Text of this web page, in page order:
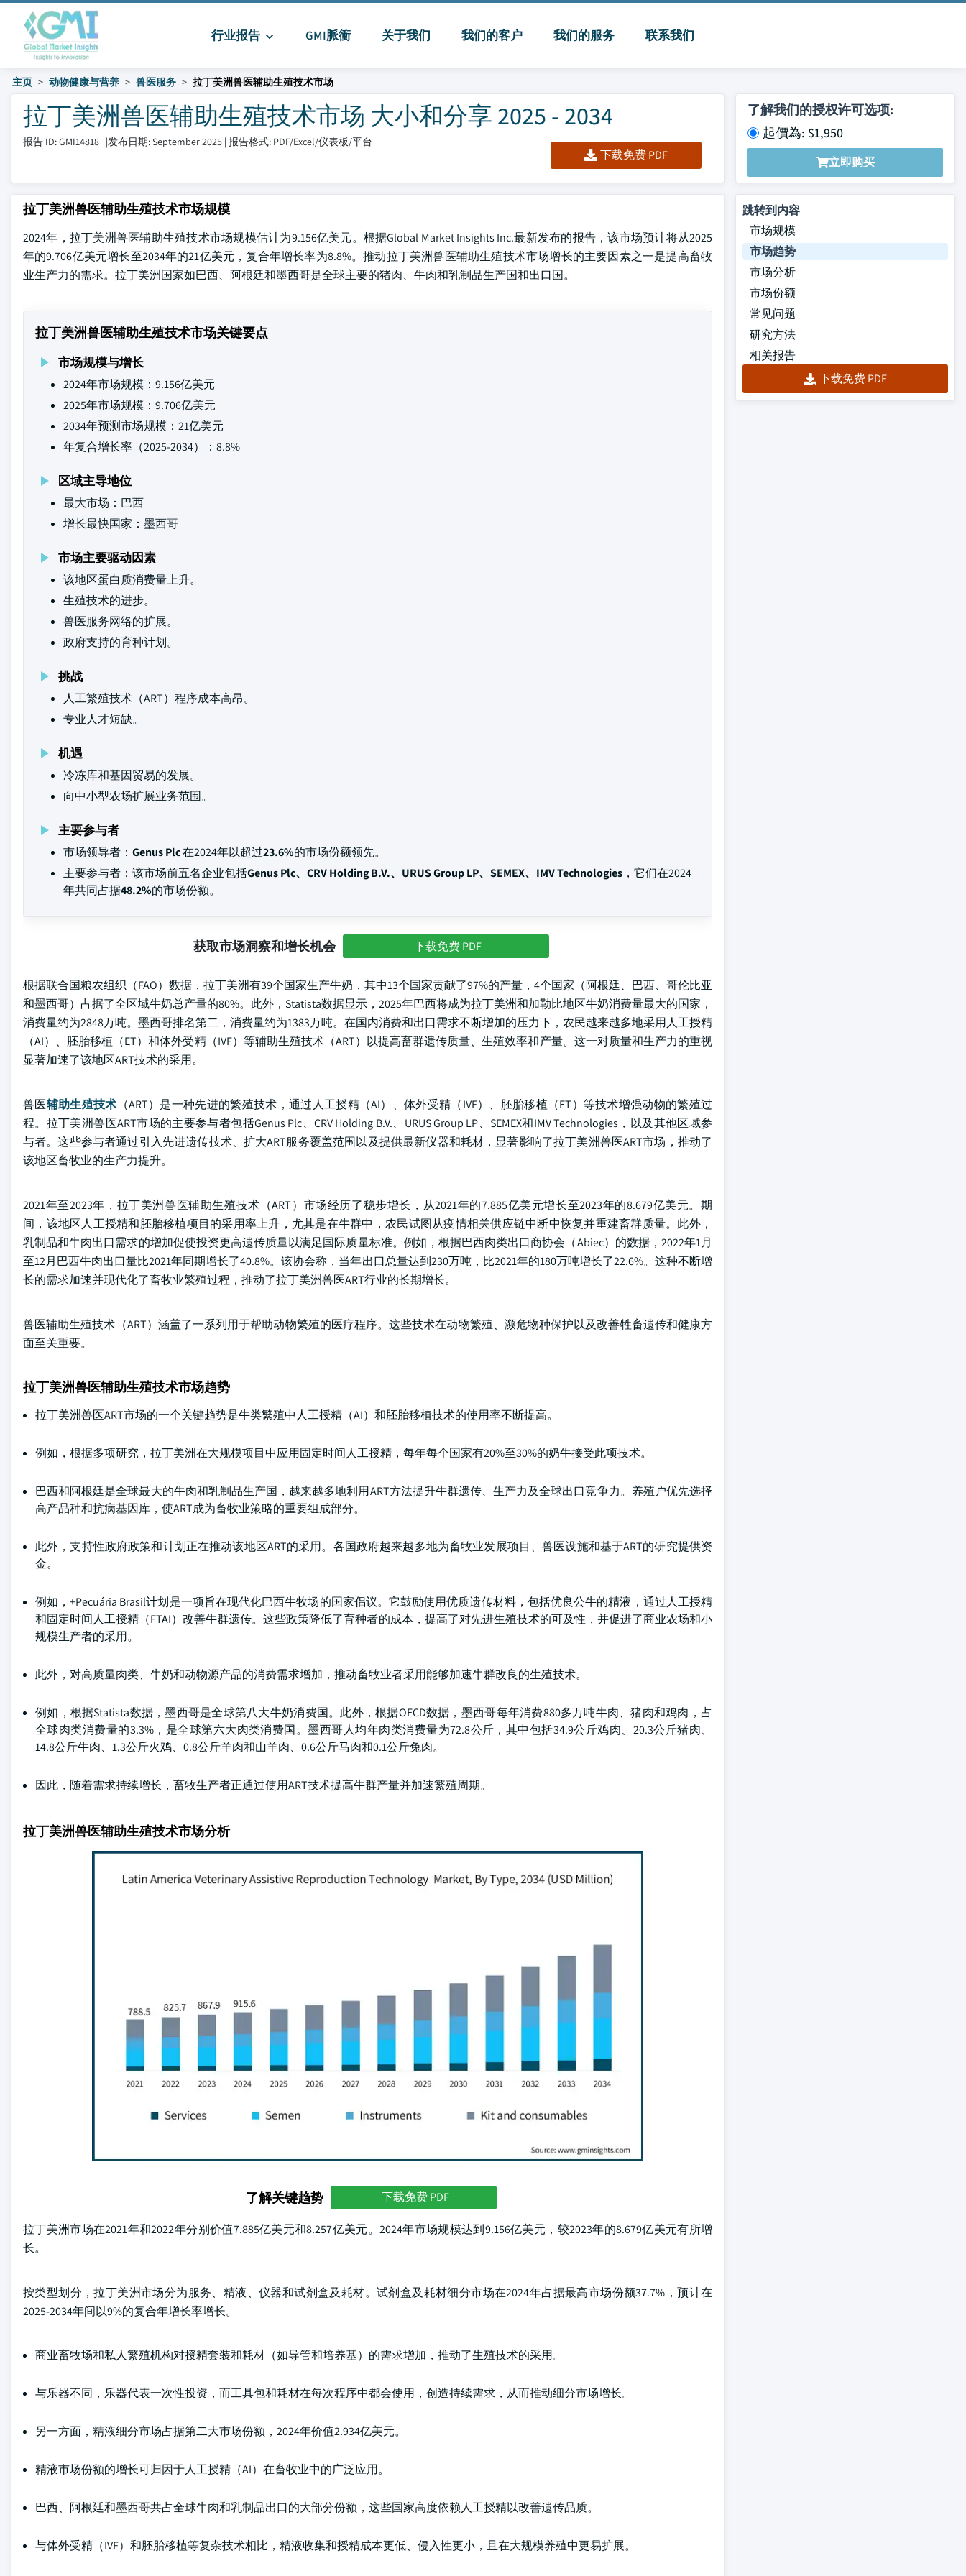
行业报告 GMI脈衝 关于我们 我们的客户 我们的服务 联系我们
主页 动物健康与营养 兽医服务 拉丁美洲兽医辅助生殖技术市场
拉丁美洲兽医辅助生殖技术市场 大小和分享 2025 - 2034
报告 ID: GMI14818 |发布日期: September 2025 | 报告格式: PDF/Excel/仪表板/平台
下载免费 PDF
了解我们的授权许可选项:
起價為: $1,950
立即购买
拉丁美洲兽医辅助生殖技术市场规模
2024年，拉丁美洲兽医辅助生殖技术市场规模估计为9.156亿美元。根据Global Market Insights Inc.最新发布的报告，该市场预计将从2025
年的9.706亿美元增长至2034年的21亿美元，复合年增长率为8.8%。推动拉丁美洲兽医辅助生殖技术市场增长的主要因素之一是提高畜牧
业生产力的需求。拉丁美洲国家如巴西、阿根廷和墨西哥是全球主要的猪肉、牛肉和乳制品生产国和出口国。
拉丁美洲兽医辅助生殖技术市场关键要点
市场规模与增长
2024年市场规模：9.156亿美元
2025年市场规模：9.706亿美元
2034年预测市场规模：21亿美元
年复合增长率（2025-2034）：8.8%
区域主导地位
最大市场：巴西
增长最快国家：墨西哥
市场主要驱动因素
该地区蛋白质消费量上升。
生殖技术的进步。
兽医服务网络的扩展。
政府支持的育种计划。
挑战
人工繁殖技术（ART）程序成本高昂。
专业人才短缺。
机遇
冷冻库和基因贸易的发展。
向中小型农场扩展业务范围。
主要参与者
市场领导者： Genus Plc在2024年以超过23.6%的市场份额领先。
主要参与者：该市场前五名企业包括Genus Plc、CRV Holding B.V.、URUS Group LP、SEMEX、IMV Technologies ，它们在2024
年共同占据48.2%的市场份额。
获取市场洞察和增长机会 下载免费 PDF
根据联合国粮农组织（FAO）数据，拉丁美洲有39个国家生产牛奶，其中13个国家贡献了97%的产量，4个国家（阿根廷、巴西、哥伦比亚
和墨西哥）占据了全区域牛奶总产量的80%。此外，Statista数据显示，2025年巴西将成为拉丁美洲和加勒比地区牛奶消费量最大的国家，
消费量约为2848万吨。墨西哥排名第二，消费量约为1383万吨。在国内消费和出口需求不断增加的压力下，农民越来越多地采用人工授精
（AI）、胚胎移植（ET）和体外受精（IVF）等辅助生殖技术（ART）以提高畜群遗传质量、生殖效率和产量。这一对质量和生产力的重视
显著加速了该地区ART技术的采用。
兽医辅助生殖技术 （ART）是一种先进的繁殖技术，通过人工授精（AI）、体外受精（IVF）、胚胎移植（ET）等技术增强动物的繁殖过
程。拉丁美洲兽医ART市场的主要参与者包括Genus Plc、CRV Holding B.V.、URUS Group LP、SEMEX和IMV Technologies，以及其他区域参
与者。这些参与者通过引入先进遗传技术、扩大ART服务覆盖范围以及提供最新仪器和耗材，显著影响了拉丁美洲兽医ART市场，推动了
该地区畜牧业的生产力提升。
2021年至2023年，拉丁美洲兽医辅助生殖技术（ART）市场经历了稳步增长，从2021年的7.885亿美元增长至2023年的8.679亿美元。期
间，该地区人工授精和胚胎移植项目的采用率上升，尤其是在牛群中，农民试图从疫情相关供应链中断中恢复并重建畜群质量。此外，
乳制品和牛肉出口需求的增加促使投资更高遗传质量以满足国际质量标准。例如，根据巴西肉类出口商协会（Abiec）的数据，2022年1月
至12月巴西牛肉出口量比2021年同期增长了40.8%。该协会称，当年出口总量达到230万吨，比2021年的180万吨增长了22.6%。这种不断增
长的需求加速并现代化了畜牧业繁殖过程，推动了拉丁美洲兽医ART行业的长期增长。
兽医辅助生殖技术（ART）涵盖了一系列用于帮助动物繁殖的医疗程序。这些技术在动物繁殖、濒危物种保护以及改善牲畜遗传和健康方
面至关重要。
拉丁美洲兽医辅助生殖技术市场趋势
拉丁美洲兽医ART市场的一个关键趋势是牛类繁殖中人工授精（AI）和胚胎移植技术的使用率不断提高。
例如，根据多项研究，拉丁美洲在大规模项目中应用固定时间人工授精，每年每个国家有20%至30%的奶牛接受此项技术。
巴西和阿根廷是全球最大的牛肉和乳制品生产国，越来越多地利用ART方法提升牛群遗传、生产力及全球出口竞争力。养殖户优先选择
高产品种和抗病基因库，使ART成为畜牧业策略的重要组成部分。
此外，支持性政府政策和计划正在推动该地区ART的采用。各国政府越来越多地为畜牧业发展项目、兽医设施和基于ART的研究提供资
金。
例如，+Pecuária Brasil计划是一项旨在现代化巴西牛牧场的国家倡议。它鼓励使用优质遗传材料，包括优良公牛的精液，通过人工授精
和固定时间人工授精（FTAI）改善牛群遗传。这些政策降低了育种者的成本，提高了对先进生殖技术的可及性，并促进了商业农场和小
规模生产者的采用。
此外，对高质量肉类、牛奶和动物源产品的消费需求增加，推动畜牧业者采用能够加速牛群改良的生殖技术。
例如，根据Statista数据，墨西哥是全球第八大牛奶消费国。此外，根据OECD数据，墨西哥每年消费880多万吨牛肉、猪肉和鸡肉，占
全球肉类消费量的3.3%，是全球第六大肉类消费国。墨西哥人均年肉类消费量为72.8公斤，其中包括34.9公斤鸡肉、20.3公斤猪肉、
14.8公斤牛肉、1.3公斤火鸡、0.8公斤羊肉和山羊肉、0.6公斤马肉和0.1公斤兔肉。
因此，随着需求持续增长，畜牧生产者正通过使用ART技术提高牛群产量并加速繁殖周期。
拉丁美洲兽医辅助生殖技术市场分析
了解关键趋势 下载免费 PDF
拉丁美洲市场在2021年和2022年分别价值7.885亿美元和8.257亿美元。2024年市场规模达到9.156亿美元，较2023年的8.679亿美元有所增
长。
按类型划分，拉丁美洲市场分为服务、精液、仪器和试剂盒及耗材。试剂盒及耗材细分市场在2024年占据最高市场份额37.7%，预计在
2025-2034年间以9%的复合年增长率增长。
商业畜牧场和私人繁殖机构对授精套装和耗材（如导管和培养基）的需求增加，推动了生殖技术的采用。
与乐器不同，乐器代表一次性投资，而工具包和耗材在每次程序中都会使用，创造持续需求，从而推动细分市场增长。
另一方面，精液细分市场占据第二大市场份额，2024年价值2.934亿美元。
精液市场份额的增长可归因于人工授精（AI）在畜牧业中的广泛应用。
巴西、阿根廷和墨西哥共占全球牛肉和乳制品出口的大部分份额，这些国家高度依赖人工授精以改善遗传品质。
与体外受精（IVF）和胚胎移植等复杂技术相比，精液收集和授精成本更低、侵入性更小，且在大规模养殖中更易扩展。
跳转到内容
市场规模
市场趋势
市场分析
市场份额
常见问题
研究方法
相关报告
下载免费 PDF